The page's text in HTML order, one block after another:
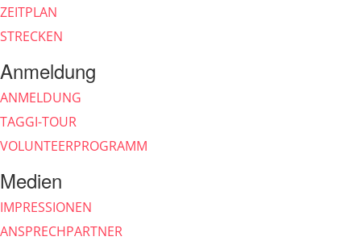
ZEITPLAN
STRECKEN
Anmeldung
ANMELDUNG
TAGGI-TOUR
VOLUNTEERPROGRAMM
Medien
IMPRESSIONEN
ANSPRECHPARTNER